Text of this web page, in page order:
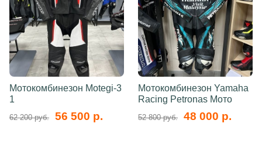
Мотокомбинезон Motegi-3
1
62 200 руб. 56 500 р.
Мотокомбинезон Yamaha
Racing Petronas Мото
52 800 руб. 48 000 р.